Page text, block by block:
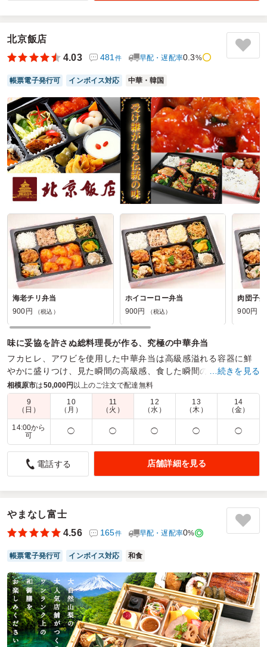
会社のスタッフも大変喜んでいました！
また美味しいお料理とお酒を飲みに行きたいです！
ご利用シーン： 会議・セミナー ›会議
参加者の年齢：
30代～40代男女比：女性多め
賛否両論の口コミをもっと見る
北京飯店
4.03
481 件 早配・遅配率0.3%
帳票電子発行可 インボイス対応 中華・韓国
海老チリ弁当
900円
（税込）
ホイコーロー弁当
900円
（税込）
肉団子
900円
味に妥協を許さぬ総料理長が作る、究極の中華弁当
フカヒレ、アワビを使用した中華弁当は高級感溢れる容器に鮮
やかに盛りつけ、見た瞬間の高級感、食した瞬間の幸福感は会
議やおもてなしの際に定評を頂いております。
商品数： 締切日時： 1日前23:45 価格帯：
900円～3,000円
配達時間：
8:00～19:30
至極の中華弁当！大満足！
5.0 株式会社グロー・ナァ
リュームや色合いや品数には気をつけています。注文時に写
真で内容等を確認して注文しましたが、まさに写真通りで大
満足でした。ご飯も小分けで、おかずも少しづつ入っていて
好評でした。味もとても良くて皆さんも喜ばれていました。
参加者の年齢：
30代～40代 男女比：女性多め
東京都渋谷区神宮前2026/07/24
北京飯店の口コミをもっと見る
…続きを見る
相模原市は50,000円 以上のご注文で配達無料
9
（日）
10
（月）
11
（火）
12
（水）
13
（木）
14
（金）
14:00から
可
◯ ◯ ◯ ◯ ◯
電話する 店舗詳細を見る
やまなし富士
4.56
165件 早配・遅配率0%
帳票電子発行可 インボイス対応 和食